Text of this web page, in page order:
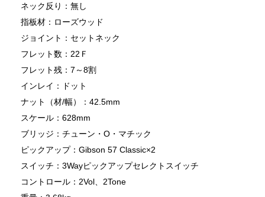
ネック反り：無し
指板材：ローズウッド
ジョイント：セットネック
フレット数：22Ｆ
フレット残：7～8割
インレイ：ドット
ナット（材/幅）：42.5mm
スケール：628mm
ブリッジ：チューン・O・マチック
ピックアップ：Gibson 57 Classic×2
スイッチ：3Wayピックアップセレクトスイッチ
コントロール：2Vol、2Tone